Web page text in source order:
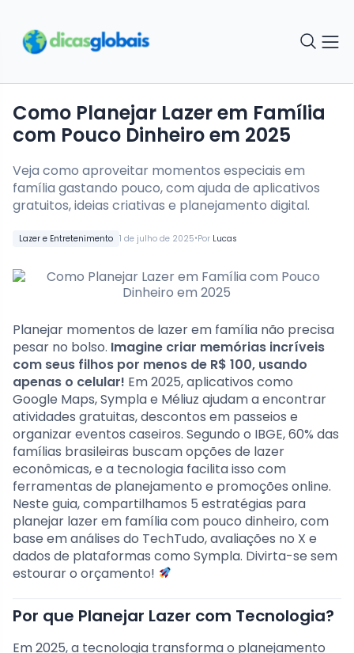
Lazer e Entretenimento 1 de julho de 2025•Por Lucas
Como Planejar Lazer em Família
com Pouco Dinheiro em 2025
Veja como aproveitar momentos especiais em
família gastando pouco, com ajuda de aplicativos
gratuitos, ideias criativas e planejamento digital.
Planejar momentos de lazer em família não precisa
pesar no bolso. Imagine criar memórias incríveis
com seus filhos por menos de R$ 100, usando
apenas o celular! Em 2025, aplicativos como
Google Maps, Sympla e Méliuz ajudam a encontrar
atividades gratuitas, descontos em passeios e
organizar eventos caseiros. Segundo o IBGE, 60% das
famílias brasileiras buscam opções de lazer
econômicas, e a tecnologia facilita isso com
ferramentas de planejamento e promoções online.
Neste guia, compartilhamos 5 estratégias para
planejar lazer em família com pouco dinheiro, com
base em análises do TechTudo, avaliações no X e
dados de plataformas como Sympla. Divirta-se sem
estourar o orçamento!
Por que Planejar Lazer com Tecnologia?
Em 2025, a tecnologia transforma o planejamento